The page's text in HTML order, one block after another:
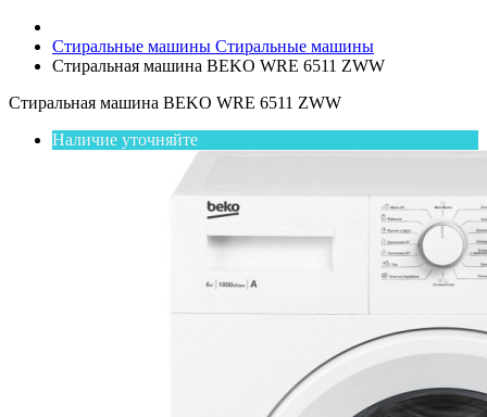
Стиральные машины Стиральные машины
Стиральная машина BEKO WRE 6511 ZWW
Стиральная машина BEKO WRE 6511 ZWW
Наличие уточняйте